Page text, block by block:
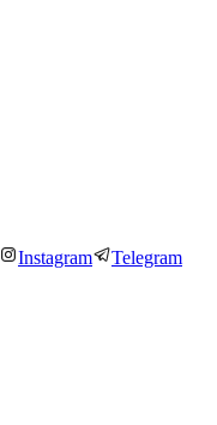
Instagram Telegram